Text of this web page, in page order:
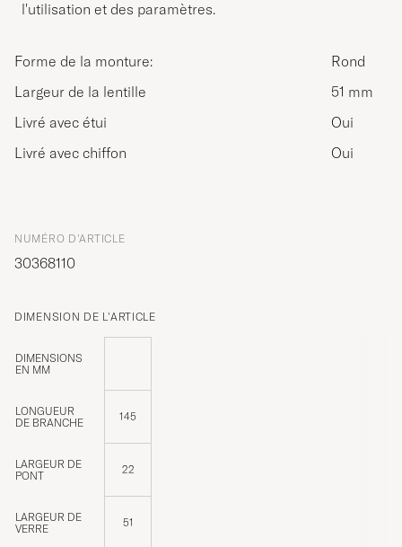
l'utilisation et des paramètres.
Forme de la monture:
Rond
Largeur de la lentille
51 mm
Livré avec étui
Oui
Livré avec chiffon
Oui
NUMÉRO D'ARTICLE
30368110
DIMENSION DE L'ARTICLE
DIMENSIONS
EN MM
LONGUEUR
DE BRANCHE
145
LARGEUR DE
PONT
22
LARGEUR DE
VERRE
51